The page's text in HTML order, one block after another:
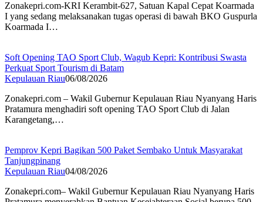
Zonakepri.com-KRI Kerambit-627, Satuan Kapal Cepat Koarmada
I yang sedang melaksanakan tugas operasi di bawah BKO Guspurla
Koarmada I…
Soft Opening TAO Sport Club, Wagub Kepri: Kontribusi Swasta
Perkuat Sport Tourism di Batam
Kepulauan Riau06/08/2026
Zonakepri.com – Wakil Gubernur Kepulauan Riau Nyanyang Haris
Pratamura menghadiri soft opening TAO Sport Club di Jalan
Karangetang,…
Pemprov Kepri Bagikan 500 Paket Sembako Untuk Masyarakat
Tanjungpinang
Kepulauan Riau04/08/2026
Zonakepri.com– Wakil Gubernur Kepulauan Riau Nyanyang Haris